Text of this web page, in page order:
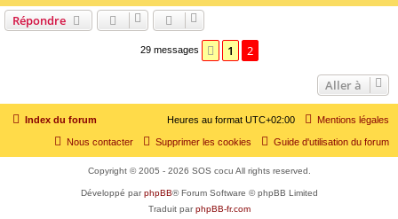
Répondre
29 messages Précédente
1 2
Aller à
Index du forum Mentions légales
Heures au format UTC+02:00
Guide d'utilisation du forum
Supprimer les cookies
Nous contacter
Copyright © 2005 - 2026 SOS cocu All rights reserved.
Développé parphpBB® Forum Software © phpBB Limited
Traduit parphpBB-fr.com